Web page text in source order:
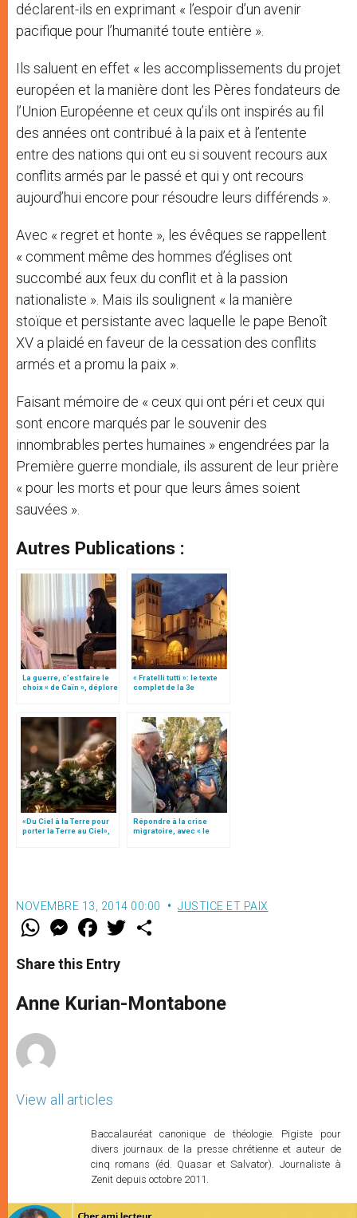
déclarent-ils en exprimant « l’espoir d’un avenir
pacifique pour l’humanité toute entière ».
Ils saluent en effet « les accomplissements du projet
européen et la manière dont les Pères fondateurs de
l’Union Européenne et ceux qu’ils ont inspirés au fil
des années ont contribué à la paix et à l’entente
entre des nations qui ont eu si souvent recours aux
conflits armés par le passé et qui y ont recours
aujourd’hui encore pour résoudre leurs différends ».
Avec « regret et honte », les évêques se rappellent
« comment même des hommes d’églises ont
succombé aux feux du conflit et à la passion
nationaliste ». Mais ils soulignent « la manière
stoïque et persistante avec laquelle le pape Benoît
XV a plaidé en faveur de la cessation des conflits
armés et a promu la paix ».
Faisant mémoire de « ceux qui ont péri et ceux qui
sont encore marqués par le souvenir des
innombrables pertes humaines » engendrées par la
Première guerre mondiale, ils assurent de leur prière
« pour les morts et pour que leurs âmes soient
sauvées ».
Autres Publications :
La guerre, c’est faire le
choix « de Caïn », déplore
« Fratelli tutti »: le texte
complet de la 3e
«Du Ciel à la Terre pour
porter la Terre au Ciel»,
Répondre à la crise
migratoire, avec « le
NOVEMBRE 13, 2014 00:00 JUSTICE ET PAIX
W
t
s
p
p
M
e
s
e
g
e
F
a
e
b
o
k
w
r
Share this Entry
Anne Kurian-Montabone
View all articles
Baccalauréat canonique de théologie. Pigiste pour
divers journaux de la presse chrétienne et auteur de
cinq romans (éd. Quasar et Salvator). Journaliste à
Zenit depuis octobre 2011.